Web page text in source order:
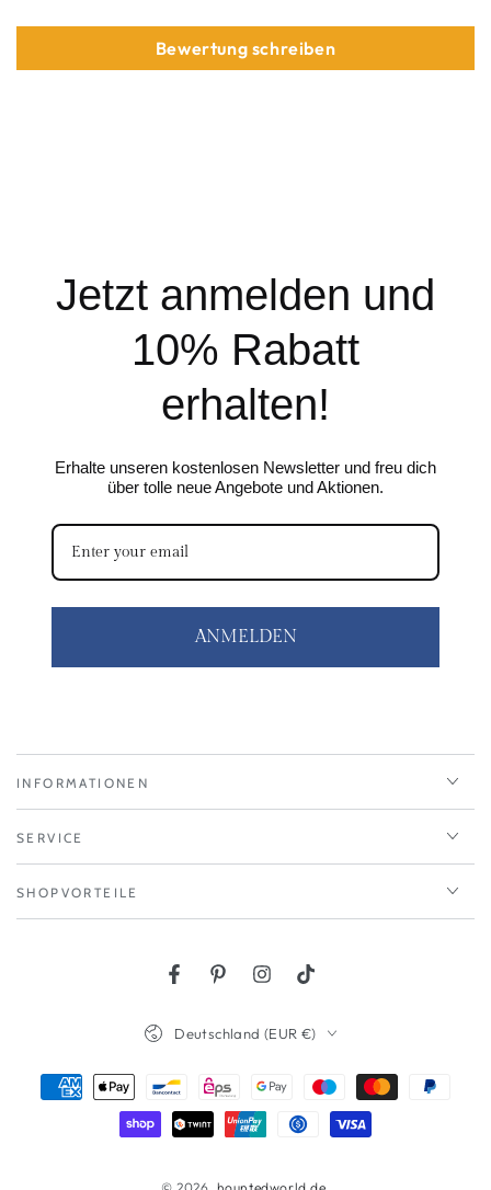
Bewertung schreiben
Jetzt anmelden und
10% Rabatt
erhalten!
Erhalte unseren kostenlosen Newsletter und freu dich
über tolle neue Angebote und Aktionen.
ANMELDEN
INFORMATIONEN
SERVICE
SHOPVORTEILE
FacebookPinterestInstagram
TikTok
Deutschland (EUR €)
Zahlungsmöglichkeiten